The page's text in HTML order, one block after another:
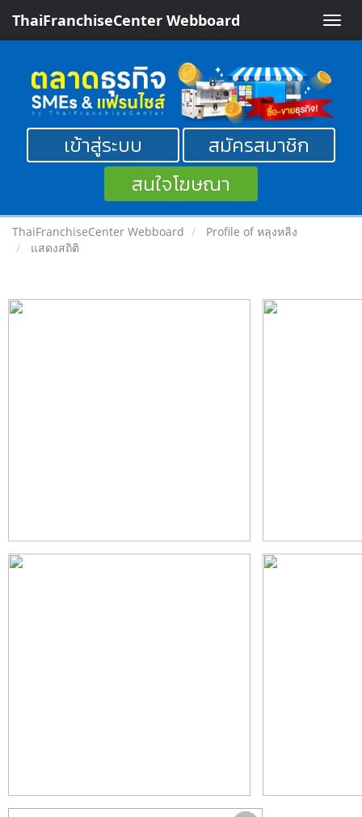
Toggle
ThaiFranchiseCenter Webboard
เข้าสู่ระบบ
สมัครสมาชิก
สนใจโฆษณา
ThaiFranchiseCenter Webboard
Profile of หลุงหลิง
แสดงสถิติ